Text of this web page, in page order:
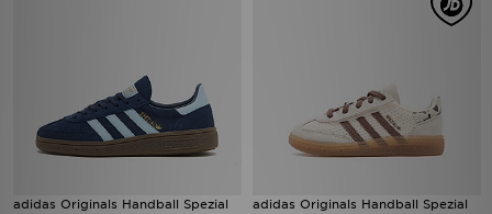
adidas Originals Handball Spezial
adidas Originals Handball Spezial